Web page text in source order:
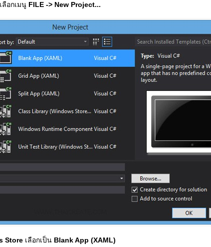
ลือกเมนู FILE -> New Project...
Store เลือกเป็น Blank App (XAML)